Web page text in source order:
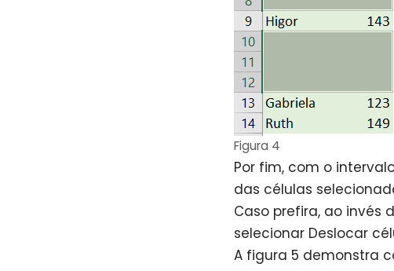
Figura 4
Por fim, com o
das células
Caso prefira, ao invés
selecionar Deslocar
A figura 5 demonstra